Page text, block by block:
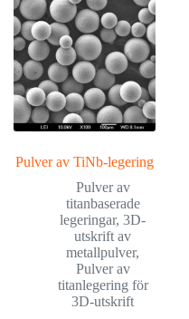
Pulver av TiNb-legering
Pulver av
titanbaserade
legeringar,3D-
utskrift av
metallpulver,
Pulver av
titanlegering för
3D-utskrift